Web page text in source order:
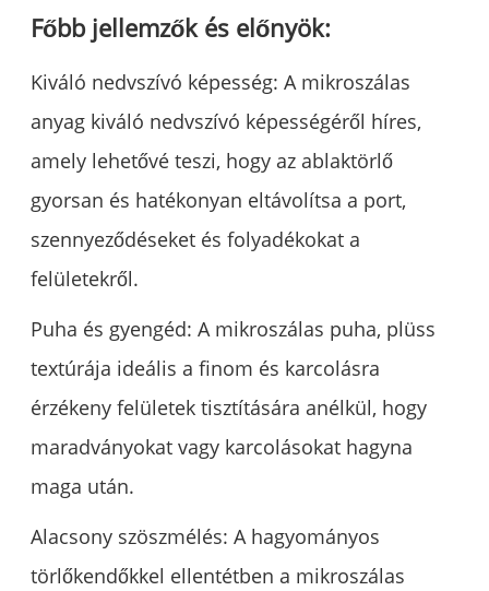
Főbb jellemzők és előnyök:
Kiváló nedvszívó képesség: A mikroszálas
anyag kiváló nedvszívó képességéről híres,
amely lehetővé teszi, hogy az ablaktörlő
gyorsan és hatékonyan eltávolítsa a port,
szennyeződéseket és folyadékokat a
felületekről.
Puha és gyengéd: A mikroszálas puha, plüss
textúrája ideális a finom és karcolásra
érzékeny felületek tisztítására anélkül, hogy
maradványokat vagy karcolásokat hagyna
maga után.
Alacsony szöszmélés: A hagyományos
törlőkendőkkel ellentétben a mikroszálas